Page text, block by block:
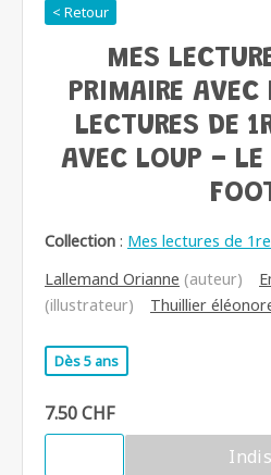
< Retour
MES
PRIMAIRE
LECTURES DE
AVEC LOUP - LE
Collection : Mes lectures de
Lallemand Orianne (auteur)
(illustrateur)
Thuillier
Dès 5 ans
7.50 CHF